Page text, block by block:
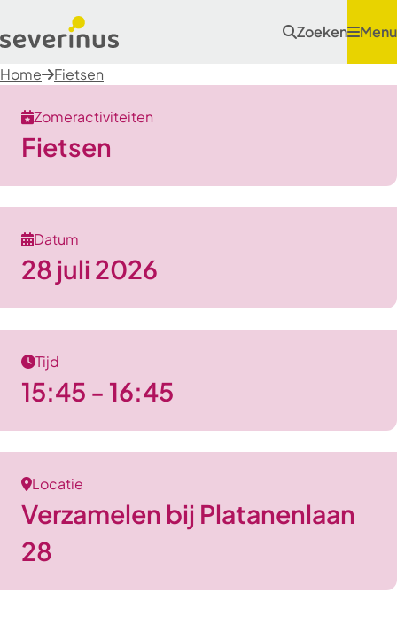
Zoeken Menu
Home Fietsen
Zomeractiviteiten
Fietsen
Datum
28 juli 2026
Tijd
15:45 - 16:45
Locatie
Verzamelen bij Platanenlaan
28